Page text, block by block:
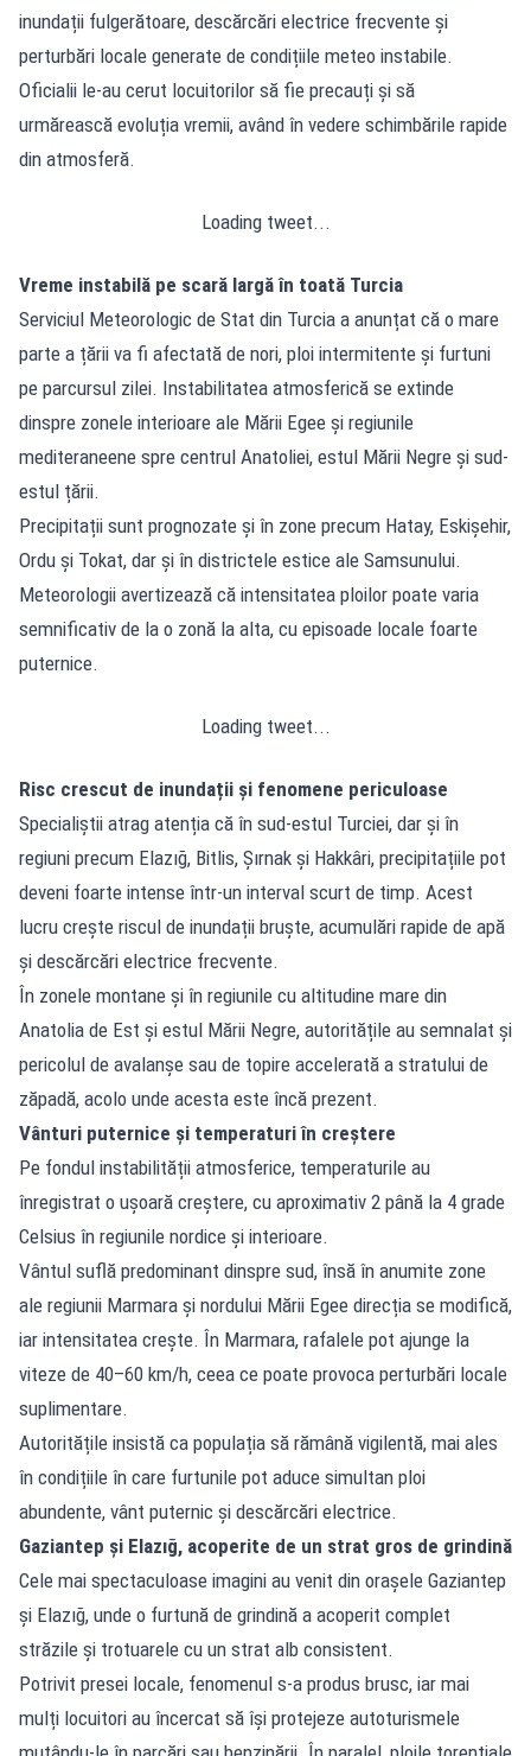
inundații fulgerătoare, descărcări electrice frecvente și
perturbări locale generate de condițiile meteo instabile.
Oficialii le-au cerut locuitorilor să fie precauți și să
urmărească evoluția vremii, având în vedere schimbările rapide
din atmosferă.
Loading tweet...
Vreme instabilă pe scară largă în toată Turcia
Serviciul Meteorologic de Stat din Turcia a anunțat că o mare
parte a țării va fi afectată de nori, ploi intermitente și furtuni
pe parcursul zilei. Instabilitatea atmosferică se extinde
dinspre zonele interioare ale Mării Egee și regiunile
mediteraneene spre centrul Anatoliei, estul Mării Negre și sud-
estul țării.
Precipitații sunt prognozate și în zone precum Hatay, Eskișehir,
Ordu și Tokat, dar și în districtele estice ale Samsunului.
Meteorologii avertizează că intensitatea ploilor poate varia
semnificativ de la o zonă la alta, cu episoade locale foarte
puternice.
Loading tweet...
Risc crescut de inundații și fenomene periculoase
Specialiștii atrag atenția că în sud-estul Turciei, dar și în
regiuni precum Elazığ, Bitlis, Șırnak și Hakkâri, precipitațiile pot
deveni foarte intense într-un interval scurt de timp. Acest
lucru crește riscul de inundații bruște, acumulări rapide de apă
și descărcări electrice frecvente.
În zonele montane și în regiunile cu altitudine mare din
Anatolia de Est și estul Mării Negre, autoritățile au semnalat și
pericolul de avalanșe sau de topire accelerată a stratului de
zăpadă, acolo unde acesta este încă prezent.
Vânturi puternice și temperaturi în creștere
Pe fondul instabilității atmosferice, temperaturile au
înregistrat o ușoară creștere, cu aproximativ 2 până la 4 grade
Celsius în regiunile nordice și interioare.
Vântul suflă predominant dinspre sud, însă în anumite zone
ale regiunii Marmara și nordului Mării Egee direcția se modifică,
iar intensitatea crește. În Marmara, rafalele pot ajunge la
viteze de 40–60 km/h, ceea ce poate provoca perturbări locale
suplimentare.
Autoritățile insistă ca populația să rămână vigilentă, mai ales
în condițiile în care furtunile pot aduce simultan ploi
abundente, vânt puternic și descărcări electrice.
Gaziantep și Elazığ, acoperite de un strat gros de grindină
Cele mai spectaculoase imagini au venit din orașele Gaziantep
și Elazığ, unde o furtună de grindină a acoperit complet
străzile și trotuarele cu un strat alb consistent.
Potrivit presei locale, fenomenul s-a produs brusc, iar mai
mulți locuitori au încercat să își protejeze autoturismele